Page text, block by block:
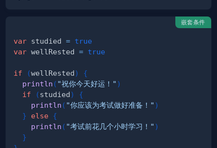
嵌套条件
var studied = true
var wellRested = true
if (wellRested)
{
println ( "祝你今天好运！" )
if
(studied)
{
println ( "你应该为考试做好准备！" )
}
else {
println ( "考试前花几个小时学习！" )
}